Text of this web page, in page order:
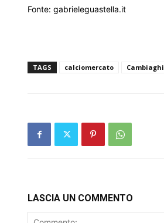
Fonte: gabrieleguastella.it
TAGS calciomercato Cambiaghi
LASCIA UN COMMENTO